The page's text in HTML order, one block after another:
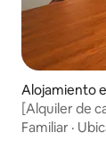
Alojamiento
[Alquiler de
Vista al mar,
Familiar ·